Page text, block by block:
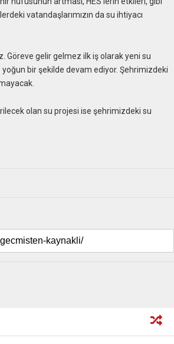
vatandaşlarımızın da su ihtiyacı
Göreve gelir gelmez ilk iş olarak yeni su
yoğun bir şekilde devam ediyor. Şehrimizdeki
olan su projesi ise şehrimizdeki su